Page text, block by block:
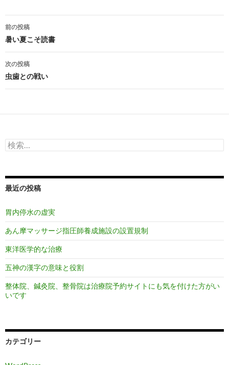
投
稿
ナ
ビ
ゲ
ー
ョ
前の投稿
暑い夏こそ読書
次の投稿
虫歯との戦い
検
索:
最近の投稿
胃内停水の虚実
あん摩マッサージ指圧師養成施設の設置規制
東洋医学的な治療
五神の漢字の意味と役割
整体院、鍼灸院、整骨院は治療院予約サイトにも気を付けた方がい
いです
カテゴリー